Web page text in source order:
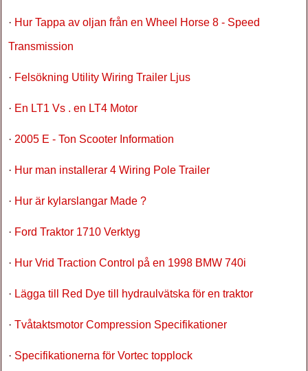
· Hur Tappa av oljan från en Wheel Horse 8 - Speed ​​
Transmission
· Felsökning Utility Wiring Trailer Ljus
· En LT1 Vs . en LT4 Motor
· 2005 E - Ton Scooter Information
· Hur man installerar 4 Wiring Pole Trailer
· Hur är kylarslangar Made ?
· Ford Traktor 1710 Verktyg
· Hur Vrid Traction Control på en 1998 BMW 740i
· Lägga till Red Dye till hydraulvätska för en traktor
· Tvåtaktsmotor Compression Specifikationer
· Specifikationerna för Vortec topplock